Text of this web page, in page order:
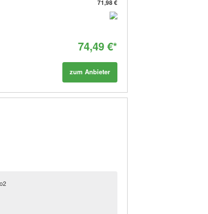
71,98 €
74,49 €*
zum Anbieter